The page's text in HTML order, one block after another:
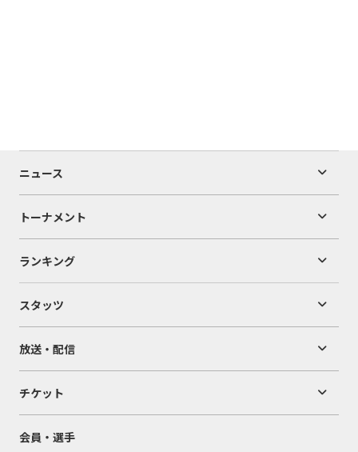
ニュース
トーナメント
ランキング
スタッツ
放送・配信
チケット
会員・選手